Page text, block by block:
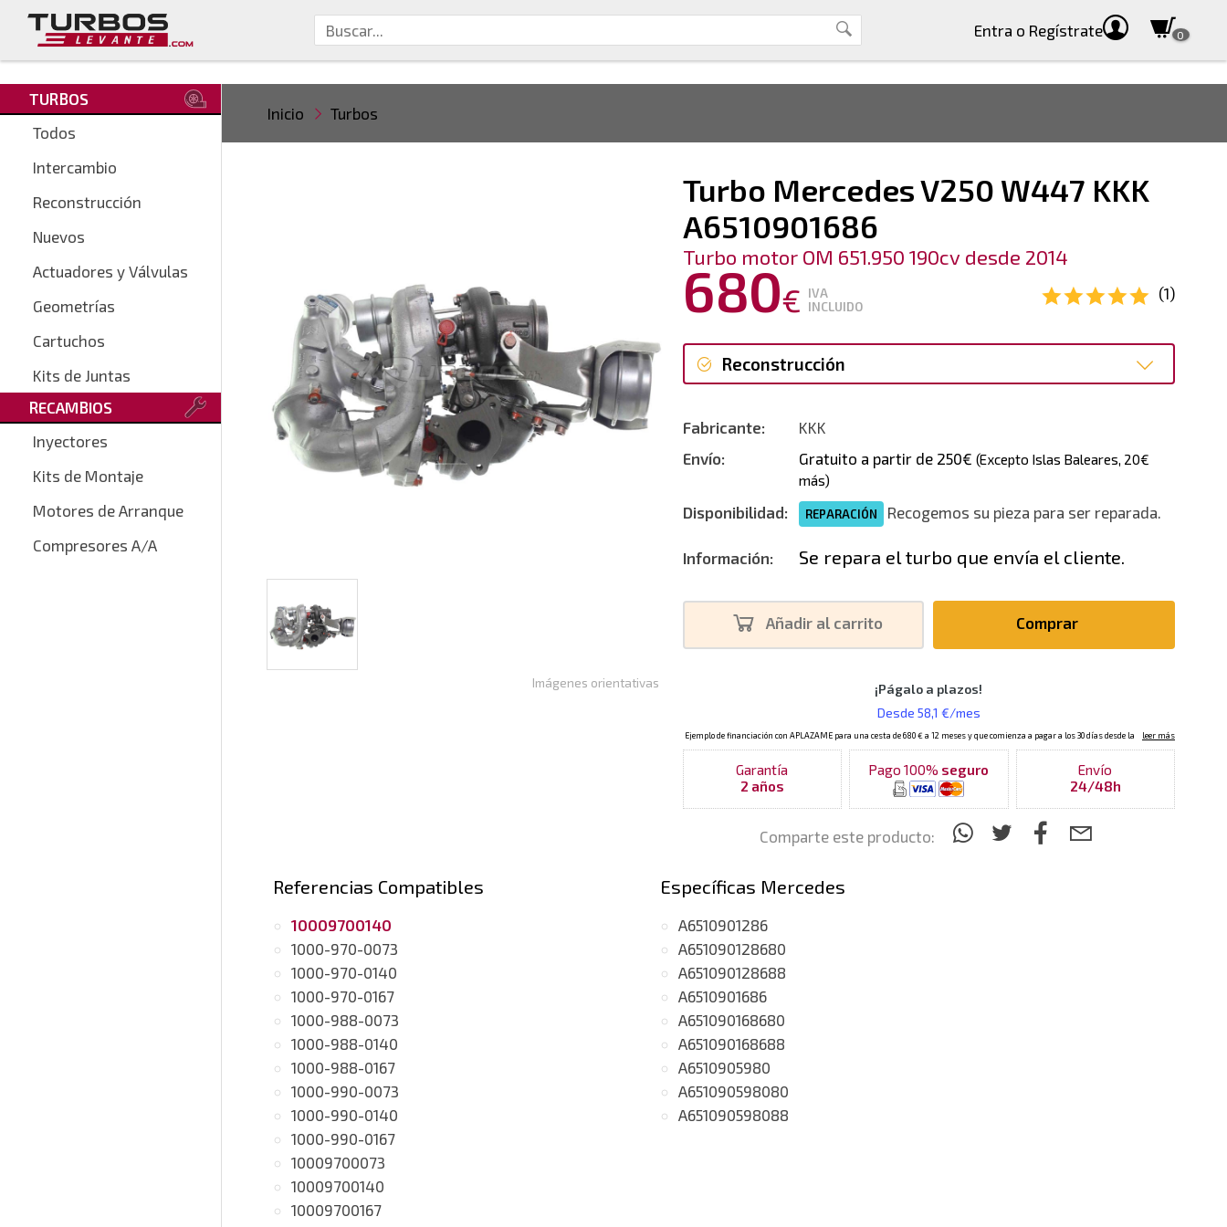
Entra o Regístrate 0
TURBOS
Todos
Intercambio
Reconstrucción
Nuevos
Actuadores y Válvulas
Geometrías
Cartuchos
Kits de Juntas
RECAMBIOS
Inyectores
Kits de Montaje
Motores de Arranque
Compresores A/A
Inicio Turbos
Turbo Mercedes V250 W447 KKK
A6510901686
Turbo motor OM 651.950 190cv desde 2014
680€ IVA
INCLUIDO
(1)
Reconstrucción
Fabricante:
KKK
Envío:
Gratuito a partir de 250€ (Excepto Islas Baleares, 20€
más)
Disponibilidad: REPARACIÓN Recogemos su pieza para ser reparada.
Información: Se repara el turbo que envía el cliente.
Añadir al carrito Comprar
Garantía
2 años
Pago 100% seguro
Envío
24/48h
Comparte este producto:
Imágenes orientativas
Referencias Compatibles
10009700140
1000-970-0073
1000-970-0140
1000-970-0167
1000-988-0073
1000-988-0140
1000-988-0167
1000-990-0073
1000-990-0140
1000-990-0167
10009700073
10009700140
10009700167
Específicas Mercedes
A6510901286
A651090128680
A651090128688
A6510901686
A651090168680
A651090168688
A6510905980
A651090598080
A651090598088